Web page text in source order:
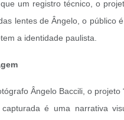
um registro técnico, o
lentes de Ângelo, o público
a identidade paulista.
Ângelo Baccili, o
capturada é uma narrativa